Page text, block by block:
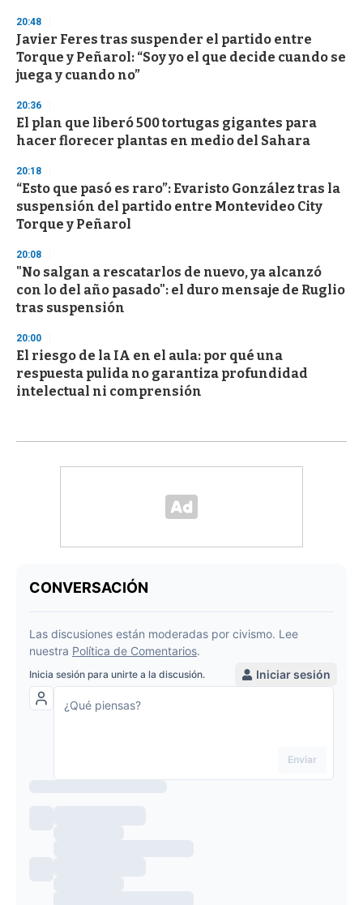
20:48
Javier Feres tras suspender el partido entre
Torque y Peñarol: “Soy yo el que decide cuando se
juega y cuando no”
20:36
El plan que liberó 500 tortugas gigantes para
hacer florecer plantas en medio del Sahara
20:18
“Esto que pasó es raro”: Evaristo González tras la
suspensión del partido entre Montevideo City
Torque y Peñarol
20:08
"No salgan a rescatarlos de nuevo, ya alcanzó
con lo del año pasado": el duro mensaje de Ruglio
tras suspensión
20:00
El riesgo de la IA en el aula: por qué una
respuesta pulida no garantiza profundidad
intelectual ni comprensión